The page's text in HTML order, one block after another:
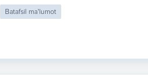
Batafsil ma'lumot